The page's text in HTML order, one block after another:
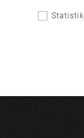
Statistik